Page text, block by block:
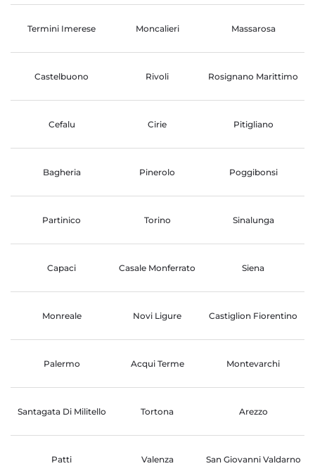
Termini Imerese Moncalieri Massarosa
Castelbuono Rivoli Rosignano Marittimo
Cefalu Cirie Pitigliano
Bagheria Pinerolo Poggibonsi
Partinico Torino Sinalunga
Capaci Casale Monferrato Siena
Monreale Novi Ligure Castiglion Fiorentino
Palermo Acqui Terme Montevarchi
Santagata Di Militello Tortona Arezzo
Patti Valenza San Giovanni Valdarno